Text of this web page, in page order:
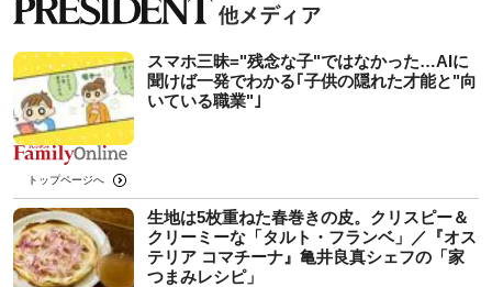
スマホ三昧="残念な子"ではなかった…AIに
聞けば一発でわかる｢子供の隠れた才能と"向
いている職業"｣
トップページへ
生地は5枚重ねた春巻きの皮。クリスピー＆
クリーミーな「タルト・フランベ」／『オス
テリア コマチーナ』亀井良真シェフの「家
つまみレシピ」